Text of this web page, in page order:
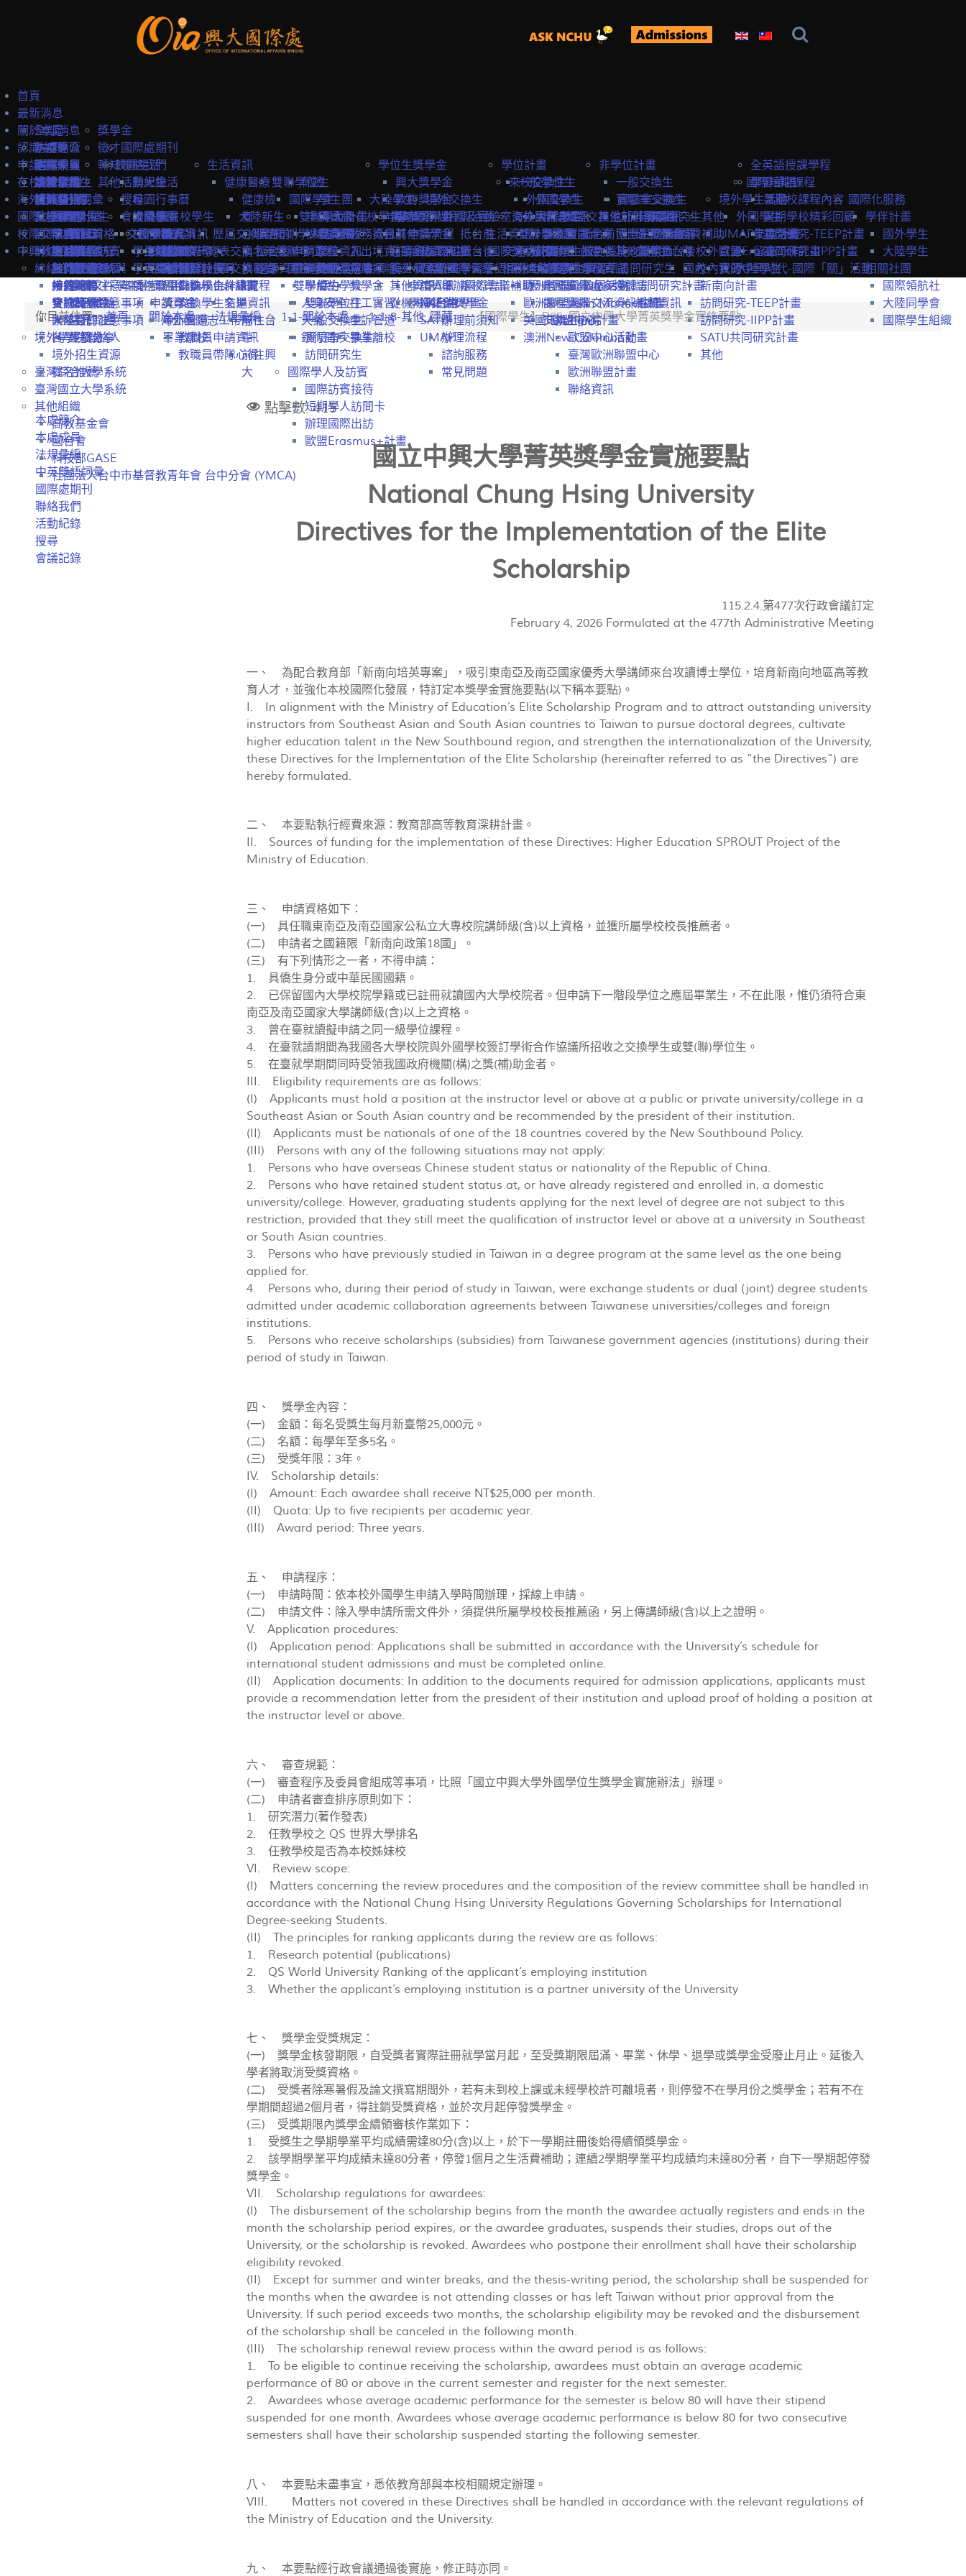
首頁
最新消息
全部消息
防疫專區
國際學生
本地學生
教職員
獎學金
徵才
轉知
其他
關於本處
本處簡介
本處成員
法規彙編
中英雙語詞彙
國際處期刊
聯絡我們
活動紀錄
搜尋
會議記錄
認識中興
選擇中興
認識台灣
認識台中
就學費用
學費
生活費
工作機會
校園生活
興大生活
校園行事曆
校園地圖
校內設施
學生活動
學習生活
學生住宿
生活資訊
健康醫療
健康檢
查
心理諮
商
就醫資
訊
保險
學生團
保
商業保
險
全民健
保
交通資訊
前往台
中
前往興
大
人身安全
天氣
銀行開戶
學位生獎學金
興大獎學金
政府獎學金
專案獎學金
其他獎學金
學位計畫
一般學位生
外國學生
大陸學生
雙聯學位生
外國學生
大陸學生
非學位計畫
一般交換生
實驗室交換生
訪問研究生
國際短期課程
全英語授課學程
學習華語
申請中興
境外學位生
身分別
國際學位生
國籍資格
申請流程
招生系所
申請文件
提名推薦
常見問題
經驗分享
大陸學生
申請資訊
課程資訊
常見問題
僑港澳生
申請資訊
雙聯學位生
國際學生
申請資訊
課程資訊
大陸學生
申請資訊
來校交換生
外國交換生
申請資訊
課程資訊
交換生心得
實驗室交換生
申請資訊
研究室資訊
交換生心得
大陸交換生
申請資訊
課程資訊
交換生心得
訪問研究生
訪問研究計畫
相關資訊
國際短期課程
暑期校課程內容
暑期學校精彩回顧
訪問研究-TEEP計畫
訪問研究-IIPP計畫
在校境外學生
境外學位生
外國新生
抵台前
抵台後
統一證號與
簽證
學習華語
外國在校學生
教務資訊
選課資訊
工作證
居留證
獎學金
申訴管道
畢業離校
大陸新生
抵台前
抵台後
選課資訊
大陸在校學生
教務資訊
入出境資訊
親屬探親
獎學金
打工實習
申訴管道
畢業離校
境外交換生
外國及實驗室交換生
抵台前
抵台後
學習華語
離校資訊
大陸交換生
抵台前
抵台後
離校資訊
訪問研究生
抵台前
抵台後
境外學生活動
外國學生
年度活動
留臺工作
大陸學生
國際化服務
學伴計畫
國外學生
大陸學生
相關社團
國際領航社
大陸同學會
國際學生組織
海外教育計畫
交換學生計畫
申請簡章
申請流程
熱門校統計
常見問題
交換獎學金
交換學校資訊
海外地區
大陸地區
歷屆交換資訊
交換名單
交換心得
雙聯學位計畫
申請流程
學校資訊
雙聯獎學金
海外短期課程與活動
申請流程
活動資訊
海外實習計畫
申請資訊
學海築夢獎學金
海外國際志工
計畫緣起
服務目標
申請資訊
歷史回顧
其他赴外獎學金
博士生獎學金
其他獎學金
其他
UMAP交換計畫
歐盟Erasmus+計畫
我的中興時代-國際「關」活動
國際訪賓與學人
國際訪賓
關於國際訪賓
接待原則
接待紀錄
國際學人
關於國際學人
交換教授計畫
歐盟Erasmus+計畫
短期學人訪問卡
申請流程
申請要點
抵台前
邀請函&工作證
簽證&居留證
其他資訊
從機場到台中
生活資訊
交通資訊
相關連結
校園資源
校內設施&服務
學習華語
校園活動
經費補助
校外資源
校內資源
校際交流合作
締結合約
締約注意事項
締約流程
合約範本
大陸簽約注意事項
各學院聯絡人
姊妹校一覽表
姊妹校搜尋
姊妹校合作總覽
雙聯學位
雙聯締約注意事項
雙聯締約學校
參與國際組織
EAIE
APAIE
NAFSA
SATU
UMAP
國際獎助計畫
國外
歐洲聯盟Erasmus+計畫
歐洲聯盟Jean Monnet計畫
美國Fulbright計畫
澳洲New Colombo計畫
國內
新南向計畫
訪問研究-TEEP計畫
訪問研究-IIPP計畫
SATU共同研究計畫
其他
臺灣綜合大學系統
臺灣國立大學系統
其他組織
高教基金會
國合會
科技部GASE
社團法人台中市基督教青年會 台中分會 (YMCA)
中興教職員
締結合約
一般締約注意事項
雙聯締約注意事項
聯絡窗口
境外學生招生
境外招生資源
提名推薦
海外教育計畫
交換學生計畫流程
交換學生名單
海外國際志工帶隊
教職員申請資訊
教職員帶隊心得
國際學生
學位生
雙聯學位生
一般交換生
實驗室交換生
訪問研究生
國際學人及訪賓
國際訪賓接待
短期學人訪問卡
辦理國際出訪
歐盟Erasmus+計畫
主辦國際會議
舉辦國際會議補助
入台證專區
辦理前須知
辦理流程
諮詢服務
常見問題
國際化資源
國際處多媒體
國際交流資訊系統
歐盟中心
歐盟中心活動
臺灣歐洲聯盟中心
歐洲聯盟計畫
聯絡資訊
你目前位置: 首頁 關於本處 法規彙編 1-1-關於本處 1-1-8-其他_隱藏 【國際學生】R25_國立中興大學菁英獎學金實施要點
本處簡介
本處成員
法規彙編
中英雙語詞彙
國際處期刊
聯絡我們
活動紀錄
搜尋
會議記錄
點擊數: 415
國立中興大學菁英獎學金實施要點
National Chung Hsing University
Directives for the Implementation of the Elite
Scholarship
115.2.4.第477次行政會議訂定
February 4, 2026 Formulated at the 477th Administrative Meeting
一、 為配合教育部「新南向培英專案」，吸引東南亞及南亞國家優秀大學講師來台攻讀博士學位，培育新南向地區高等教
育人才，並強化本校國際化發展，特訂定本獎學金實施要點(以下稱本要點)。
I. In alignment with the Ministry of Education’s Elite Scholarship Program and to attract outstanding university
instructors from Southeast Asian and South Asian countries to Taiwan to pursue doctoral degrees, cultivate
higher education talent in the New Southbound region, and strengthen the internationalization of the University,
these Directives for the Implementation of the Elite Scholarship (hereinafter referred to as “the Directives”) are
hereby formulated.
二、 本要點執行經費來源：教育部高等教育深耕計畫。
II. Sources of funding for the implementation of these Directives: Higher Education SPROUT Project of the
Ministry of Education.
三、 申請資格如下：
(一) 具任職東南亞及南亞國家公私立大專校院講師級(含)以上資格，並獲所屬學校校長推薦者。
(二) 申請者之國籍限「新南向政策18國」。
(三) 有下列情形之一者，不得申請：
1. 具僑生身分或中華民國國籍。
2. 已保留國內大學校院學籍或已註冊就讀國內大學校院者。但申請下一階段學位之應屆畢業生，不在此限，惟仍須符合東
南亞及南亞國家大學講師級(含)以上之資格。
3. 曾在臺就讀擬申請之同一級學位課程。
4. 在臺就讀期間為我國各大學校院與外國學校簽訂學術合作協議所招收之交換學生或雙(聯)學位生。
5. 在臺就學期間同時受領我國政府機關(構)之獎(補)助金者。
III. Eligibility requirements are as follows:
(I) Applicants must hold a position at the instructor level or above at a public or private university/college in a
Southeast Asian or South Asian country and be recommended by the president of their institution.
(II) Applicants must be nationals of one of the 18 countries covered by the New Southbound Policy.
(III) Persons with any of the following situations may not apply:
1. Persons who have overseas Chinese student status or nationality of the Republic of China.
2. Persons who have retained student status at, or have already registered and enrolled in, a domestic
university/college. However, graduating students applying for the next level of degree are not subject to this
restriction, provided that they still meet the qualification of instructor level or above at a university in Southeast
or South Asian countries.
3. Persons who have previously studied in Taiwan in a degree program at the same level as the one being
applied for.
4. Persons who, during their period of study in Taiwan, were exchange students or dual (joint) degree students
admitted under academic collaboration agreements between Taiwanese universities/colleges and foreign
institutions.
5. Persons who receive scholarships (subsidies) from Taiwanese government agencies (institutions) during their
period of study in Taiwan.
四、 獎學金內容：
(一) 金額：每名受獎生每月新臺幣25,000元。
(二) 名額：每學年至多5名。
(三) 受獎年限：3年。
IV. Scholarship details:
(I) Amount: Each awardee shall receive NT$25,000 per month.
(II) Quota: Up to five recipients per academic year.
(III) Award period: Three years.
五、 申請程序：
(一) 申請時間：依本校外國學生申請入學時間辦理，採線上申請。
(二) 申請文件：除入學申請所需文件外，須提供所屬學校校長推薦函，另上傳講師級(含)以上之證明。
V. Application procedures:
(I) Application period: Applications shall be submitted in accordance with the University’s schedule for
international student admissions and must be completed online.
(II) Application documents: In addition to the documents required for admission applications, applicants must
provide a recommendation letter from the president of their institution and upload proof of holding a position at
the instructor level or above.
六、 審查規範：
(一) 審查程序及委員會組成等事項，比照「國立中興大學外國學位生獎學金實施辦法」辦理。
(二) 申請者審查排序原則如下：
1. 研究潛力(著作發表)
2. 任教學校之 QS 世界大學排名
3. 任教學校是否為本校姊妹校
VI. Review scope:
(I) Matters concerning the review procedures and the composition of the review committee shall be handled in
accordance with the National Chung Hsing University Regulations Governing Scholarships for International
Degree-seeking Students.
(II) The principles for ranking applicants during the review are as follows:
1. Research potential (publications)
2. QS World University Ranking of the applicant’s employing institution
3. Whether the applicant’s employing institution is a partner university of the University
七、 獎學金受獎規定：
(一) 獎學金核發期限，自受獎者實際註冊就學當月起，至受獎期限屆滿、畢業、休學、退學或獎學金受廢止月止。延後入
學者將取消受獎資格。
(二) 受獎者除寒暑假及論文撰寫期間外，若有未到校上課或未經學校許可離境者，則停發不在學月份之獎學金；若有不在
學期間超過2個月者，得註銷受獎資格，並於次月起停發獎學金。
(三) 受獎期限內獎學金續領審核作業如下：
1. 受獎生之學期學業平均成績需達80分(含)以上，於下一學期註冊後始得續領獎學金。
2. 該學期學業平均成績未達80分者，停發1個月之生活費補助；連續2學期學業平均成績均未達80分者，自下一學期起停發
獎學金。
VII. Scholarship regulations for awardees:
(I) The disbursement of the scholarship begins from the month the awardee actually registers and ends in the
month the scholarship period expires, or the awardee graduates, suspends their studies, drops out of the
University, or the scholarship is revoked. Awardees who postpone their enrollment shall have their scholarship
eligibility revoked.
(II) Except for summer and winter breaks, and the thesis-writing period, the scholarship shall be suspended for
the months when the awardee is not attending classes or has left Taiwan without prior approval from the
University. If such period exceeds two months, the scholarship eligibility may be revoked and the disbursement
of the scholarship shall be canceled in the following month.
(III) The scholarship renewal review process within the award period is as follows:
1. To be eligible to continue receiving the scholarship, awardees must obtain an average academic
performance of 80 or above in the current semester and register for the next semester.
2. Awardees whose average academic performance for the semester is below 80 will have their stipend
suspended for one month. Awardees whose average academic performance is below 80 for two consecutive
semesters shall have their scholarship suspended starting the following semester.
八、 本要點未盡事宜，悉依教育部與本校相關規定辦理。
VIII. Matters not covered in these Directives shall be handled in accordance with the relevant regulations of
the Ministry of Education and the University.
九、 本要點經行政會議通過後實施，修正時亦同。